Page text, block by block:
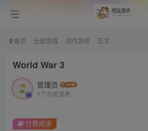
首页 全部游戏 动作游戏 正文
World War 3
管理员
1个月前发布
付费阅读